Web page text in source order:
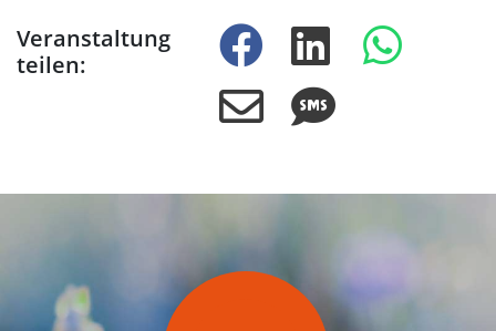
Veranstaltung
teilen: